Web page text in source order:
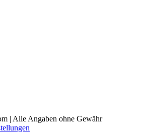
| Alle Angaben ohne Gewähr